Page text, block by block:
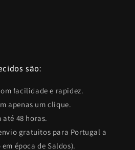
são:
facilidade e rapidez.
apenas um clique.
até 48 horas.
gratuitos para Portugal a
época de Saldos).